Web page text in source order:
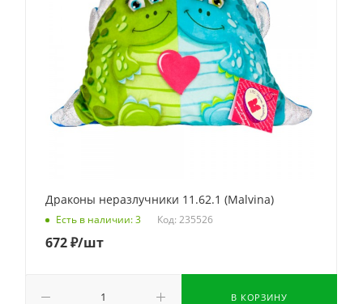
Драконы неразлучники 11.62.1 (Malvina)
Есть в наличии: 3 Код: 235526
672₽/шт
В КОРЗИНУ